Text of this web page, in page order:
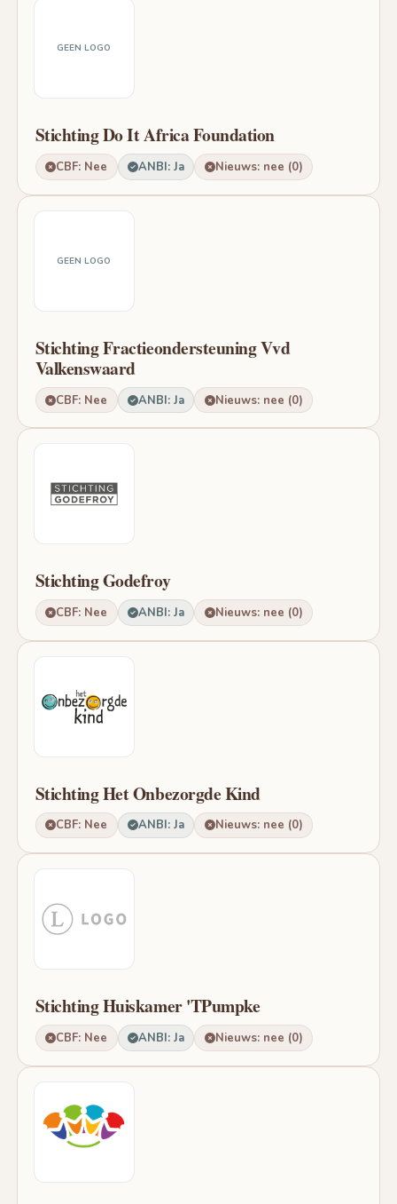
GEEN LOGO
Stichting Do It Africa Foundation
CBF: Nee ANBI: Ja Nieuws: nee (0)
GEEN LOGO
Stichting Fractieondersteuning Vvd
Valkenswaard
CBF: Nee ANBI: Ja Nieuws: nee (0)
Stichting Godefroy
CBF: Nee ANBI: Ja Nieuws: nee (0)
Stichting Het Onbezorgde Kind
CBF: Nee ANBI: Ja Nieuws: nee (0)
Stichting Huiskamer 'TPumpke
CBF: Nee ANBI: Ja Nieuws: nee (0)